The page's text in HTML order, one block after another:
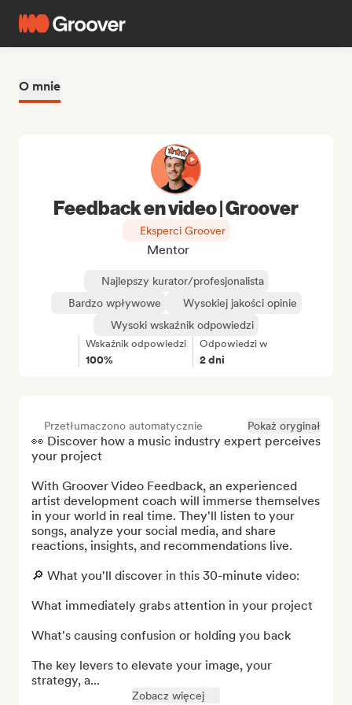
O mnie
Przetłumaczono automatycznie Pokaż oryginał
👀 Discover how a music industry expert perceives
your project
With Groover Video Feedback, an experienced
artist development coach will immerse themselves
in your world in real time. They'll listen to your
songs, analyze your social media, and share
reactions, insights, and recommendations live.
🔎 What you'll discover in this 30-minute video:
What immediately grabs attention in your project
What's causing confusion or holding you back
The key levers to elevate your image, your
strategy, a...
Zobacz więcej
Feedback en video | Groover
Eksperci Groover
Mentor
Najlepszy kurator/profesjonalista
Bardzo wpływowe
Wysokiej jakości opinie
Wysoki wskaźnik odpowiedzi
Wskaźnik odpowiedzi
100%
Odpowiedzi w
2 dni